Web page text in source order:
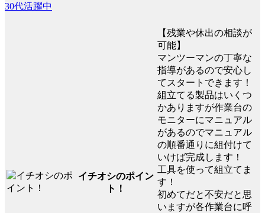
30代活躍中
イチオシのポイン
ト！
【残業や休出の相談が
可能】
マンツーマンの丁寧な
指導があるので安心し
てスタートできます！
組立てる製品はいくつ
かありますが作業台の
モニターにマニュアル
があるのでマニュアル
の順番通りに組付けて
いけば完成します！
工具を使って組立てま
す！
初めてだと不安だと思
いますが各作業台に呼